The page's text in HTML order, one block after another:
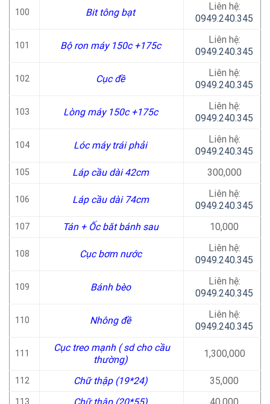
100 Bit tông bạt
Liên hệ:
0949.240.345
101 Bộ ron máy 150c +175c
Liên hệ:
0949.240.345
102 Cục đề
Liên hệ:
0949.240.345
103 Lòng máy 150c +175c
Liên hệ:
0949.240.345
104 Lóc máy trái phải
Liên hệ:
0949.240.345
105 Láp cầu dài 42cm 300,000
106 Láp cầu dài 74cm
Liên hệ:
0949.240.345
107 Tán + Ốc băt bánh sau 10,000
108 Cục bơm nước
Liên hệ:
0949.240.345
109 Bánh bèo
Liên hệ:
0949.240.345
110 Nhông đề
Liên hệ:
0949.240.345
111
Cục treo mạnh ( sd cho cầu
thường)
1,300,000
112 Chữ thập (19*24) 35,000